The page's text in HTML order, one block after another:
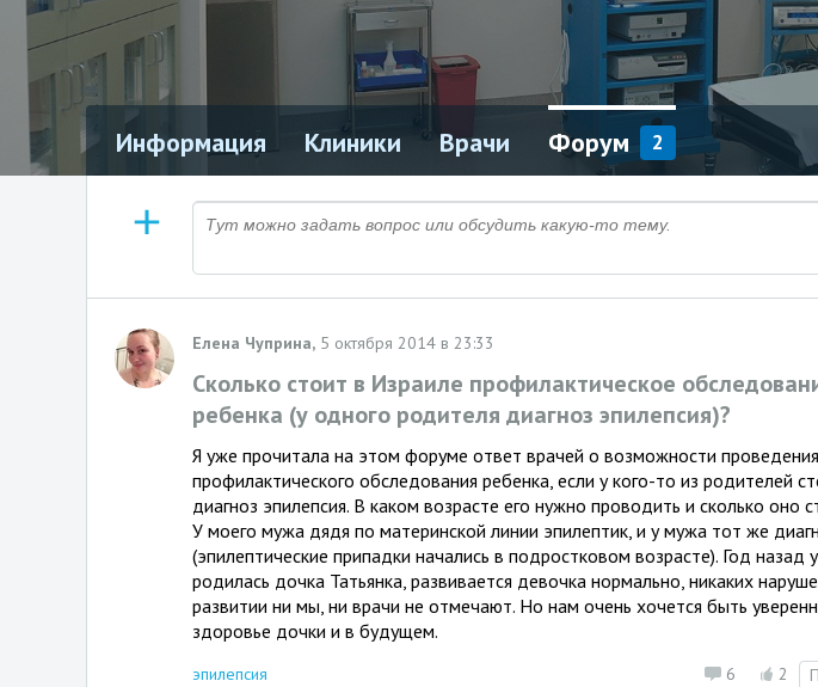
Информация Клиники Врачи Форум 2
Елена Чуприна, 5 октября 2014 в 23:33
Сколько стоит в Израиле профилактическое
ребенка (у одного родителя диагноз эпилепсия)?
Я уже прочитала на этом форуме ответ врачей о возможности проведения
профилактического обследования ребенка, если у кого-то из родителей
диагноз эпилепсия. В каком возрасте его нужно проводить и сколько оно
У моего мужа дядя по материнской линии эпилептик, и у мужа тот же
(эпилептические припадки начались в подростковом возрасте). Год назад
родилась дочка Татьянка, развивается девочка нормально, никаких
развитии ни мы, ни врачи не отмечают. Но нам очень хочется быть
здоровье дочки и в будущем.
6 2
эпилепсия